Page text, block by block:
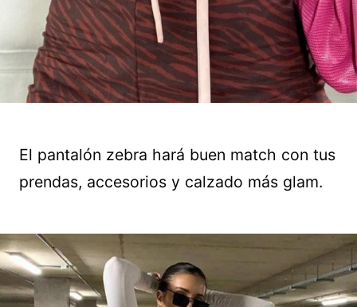
El pantalón zebra hará buen match con tus
prendas, accesorios y calzado más glam.